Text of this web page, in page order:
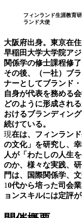
フィンランド生涯教育
ランド大使
大阪府出身。東京在
早稲田大学大学院ア
関係学の修士課程修了
その後、（一社）ブ
ナーとしてブランド
自身が代表を務める
どのように形成され
おけるブランディン
続けている。
現在は、フィンラン
の文化」を研究し、
人が「わたしの人生
のか、様々な実践、
門は、国際関係学、
10代から培った司会
ョンスキルには定評